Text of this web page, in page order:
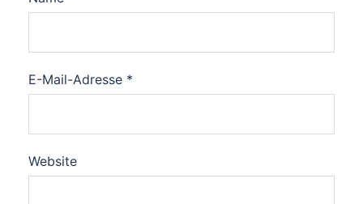
E-Mail-Adresse *
Website